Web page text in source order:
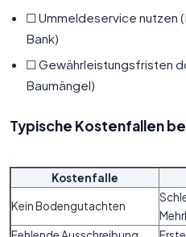
☐ Ummeldeservice nutzen
Bank)
☐ Gewährleistungsfristen
Baumängel)
Typische Kostenfallen
Kostenfalle
Kein Bodengutachten